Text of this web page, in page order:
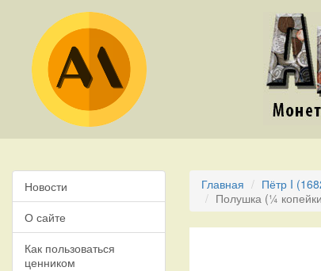
Новости
О сайте
Как пользоваться
ценником
Главная Пётр I
Полушка (¼